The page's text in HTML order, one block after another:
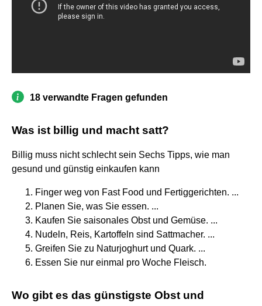
18 verwandte Fragen gefunden
Was ist billig und macht satt?
Billig muss nicht schlecht sein Sechs Tipps, wie man
gesund und günstig einkaufen kann
Finger weg von Fast Food und Fertiggerichten. ...
Planen Sie, was Sie essen. ...
Kaufen Sie saisonales Obst und Gemüse. ...
Nudeln, Reis, Kartoffeln sind Sattmacher. ...
Greifen Sie zu Naturjoghurt und Quark. ...
Essen Sie nur einmal pro Woche Fleisch.
Wo gibt es das günstigste Obst und